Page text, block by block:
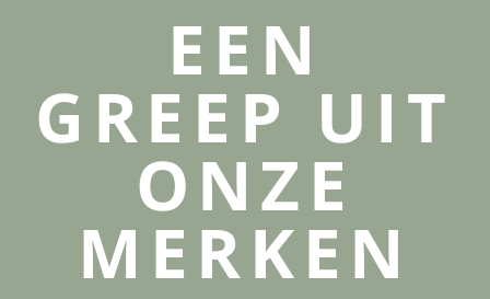
EEN
GREEP UIT
ONZE
MERKEN